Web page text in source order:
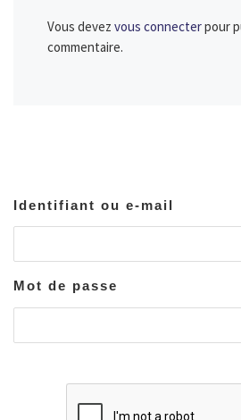
Vous devez vous connecterpour
commentaire.
Identifiant ou e-mail
Mot de passe